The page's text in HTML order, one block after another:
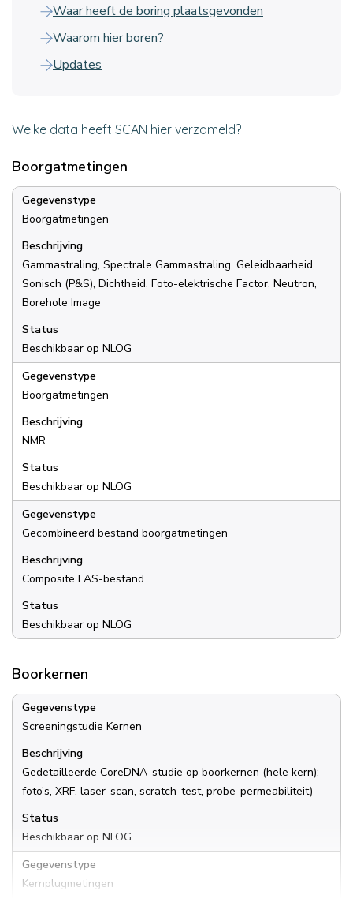
Waar heeft de boring plaatsgevonden
Waarom hier boren?
Updates
Welke data heeft SCAN hier verzameld?
Boorgatmetingen
Gegevenstype
Boorgatmetingen
Beschrijving
Gammastraling, Spectrale Gammastraling, Geleidbaarheid,
Sonisch (P&S), Dichtheid, Foto-elektrische Factor, Neutron,
Borehole Image
Status
Beschikbaar op NLOG
Gegevenstype
Boorgatmetingen
Beschrijving
NMR
Status
Beschikbaar op NLOG
Gegevenstype
Gecombineerd bestand boorgatmetingen
Beschrijving
Composite LAS-bestand
Status
Beschikbaar op NLOG
Boorkernen
Gegevenstype
Screeningstudie Kernen
Beschrijving
Gedetailleerde CoreDNA-studie op boorkernen (hele kern);
foto’s, XRF, laser-scan, scratch-test, probe-permeabiliteit)
Status
Beschikbaar op NLOG
Gegevenstype
Kernplugmetingen